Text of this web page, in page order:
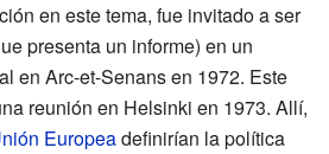
en este tema, fue invitado a ser
presenta un informe) en un
en Arc-et-Senans en 1972. Este
reunión en Helsinki en 1973. Allí,
Europeadefinirían la política